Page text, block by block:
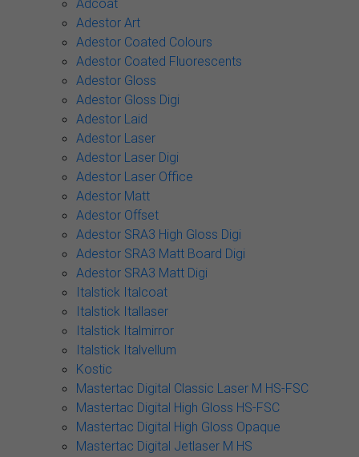
Adcoat
Adestor Art
Adestor Coated Colours
Adestor Coated Fluorescents
Adestor Gloss
Adestor Gloss Digi
Adestor Laid
Adestor Laser
Adestor Laser Digi
Adestor Laser Office
Adestor Matt
Adestor Offset
Adestor SRA3 High Gloss Digi
Adestor SRA3 Matt Board Digi
Adestor SRA3 Matt Digi
Italstick Italcoat
Italstick Itallaser
Italstick Italmirror
Italstick Italvellum
Kostic
Mastertac Digital Classic Laser M HS-FSC
Mastertac Digital High Gloss HS-FSC
Mastertac Digital High Gloss Opaque
Mastertac Digital Jetlaser M HS